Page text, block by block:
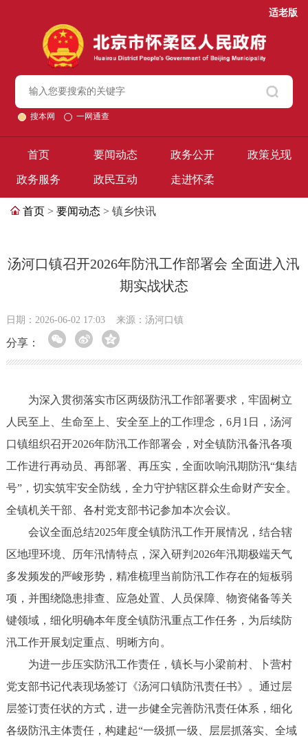
适老版
搜本网 一网通查
首页 要闻动态 政务公开 政策兑现
政务服务 政民互动 走进怀柔
首页 > 要闻动态 > 镇乡快讯
汤河口镇召开2026年防汛工作部署会 全面进入汛
期实战状态
日期：2026-06-02 17:03 来源：汤河口镇
分享：
为深入贯彻落实市区两级防汛工作部署要求，牢固树立
人民至上、生命至上、安全至上的工作理念，6月1日，汤河
口镇组织召开2026年防汛工作部署会，对全镇防汛备汛各项
工作进行再动员、再部署、再压实，全面吹响汛期防汛“集结
号”，切实筑牢安全防线，全力守护辖区群众生命财产安全。
全镇机关干部、各村党支部书记参加本次会议。
会议全面总结2025年度全镇防汛工作开展情况，结合辖
区地理环境、历年汛情特点，深入研判2026年汛期极端天气
多发频发的严峻形势，精准梳理当前防汛工作存在的短板弱
项，并围绕隐患排查、应急处置、人员保障、物资储备等关
键领域，细化明确本年度全镇防汛重点工作任务，为后续防
汛工作开展划定重点、明晰方向。
为进一步压实防汛工作责任，镇长与小梁前村、卜营村
党支部书记代表现场签订《汤河口镇防汛责任书》。通过层
层签订责任状的方式，进一步健全完善防汛责任体系，细化
各级防汛主体责任，构建起“一级抓一级、层层抓落实、全域